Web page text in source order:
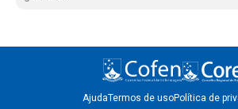
AjudaTermos de usoPolítica de